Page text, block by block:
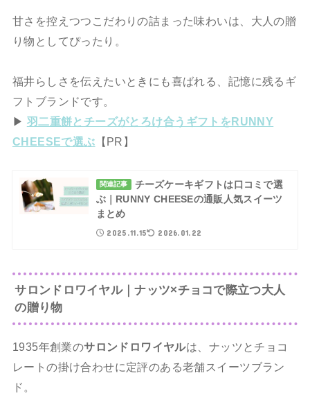
甘さを控えつつこだわりの詰まった味わいは、大人の贈
り物としてぴったり。
福井らしさを伝えたいときにも喜ばれる、記憶に残るギ
フトブランドです。
▶ 羽二重餅とチーズがとろけ合うギフトをRUNNY
CHEESEで選ぶ 【PR】
関連記事
チーズケーキギフトは口コミで選
ぶ｜RUNNY CHEESEの通販人気スイーツ
まとめ
2025.11.15 2026.01.22
サロンドロワイヤル｜ナッツ×チョコで際立つ大人
の贈り物
1935年創業のサロンドロワイヤルは、ナッツとチョコ
レートの掛け合わせに定評のある老舗スイーツブラン
ド。